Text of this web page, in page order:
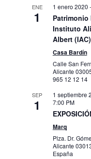
ENE
1
1 enero 2020 -
Instituto
Albert (IAC)
Casa Bardín
Calle San
Alicante
965 12 12 14
SEP
1
1 septiembre
7:00 PM
Marq
Plza. Dr.
Alicante
España